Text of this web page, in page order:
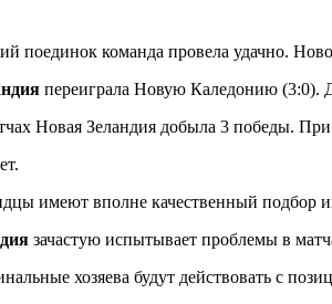
поединок команда провела удачно.
переиграла Новую Каледонию (3:0).
Новая Зеландия добыла 3 победы.
имеют вполне качественный подбор
зачастую испытывает проблемы в
хозяева будут действовать с